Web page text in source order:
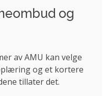
og
av AMU kan velge
og et kortere
tillater det.